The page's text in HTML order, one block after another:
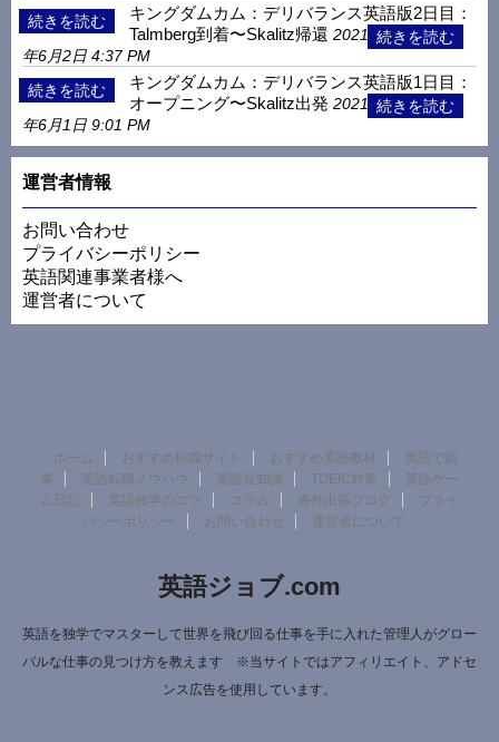
キングダムカム：デリバランス英語版2日目：
Talmberg到着〜Skalitz帰還 2021
年6月2日 4:37 PM
キングダムカム：デリバランス英語版1日目：
オープニング〜Skalitz出発 2021
年6月1日 9:01 PM
運営者情報
お問い合わせ
プライバシーポリシー
英語関連事業者様へ
運営者について
ホーム おすすめ転職サイト おすすめ英語教材
英語で副
業
英語転職ノウハウ 英語豆知識 TOEIC対策
英語ゲー
ム日記
英語独学のコツ コラム 海外出張ブログ
プライ
バシーポリシー
お問い合わせ 運営者について
英語ジョブ.com
英語を独学でマスターして世界を飛び回る仕事を手に入れた管理人がグロー
バルな仕事の見つけ方を教えます ※当サイトではアフィリエイト、アドセ
ンス広告を使用しています。